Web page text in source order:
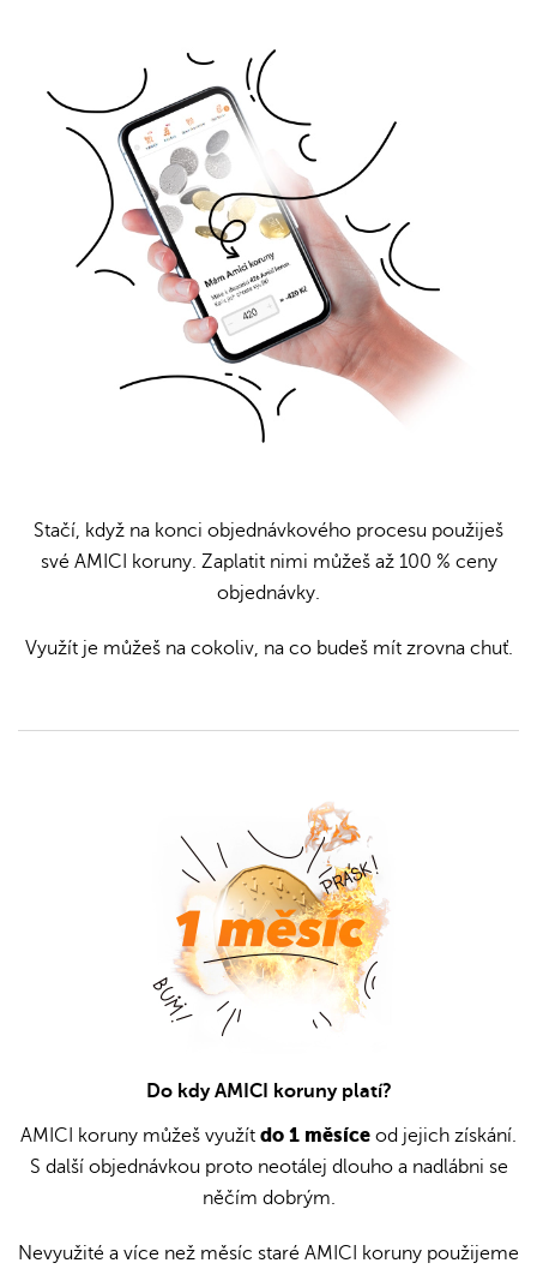
Stačí, když na konci objednávkového procesu použiješ
své AMICI koruny. Zaplatit nimi můžeš až 100 % ceny
objednávky.
Využít je můžeš na cokoliv, na co budeš mít zrovna chuť.
Do kdy AMICI koruny platí?
AMICI koruny můžeš využít do 1 měsíce od jejich získání.
S další objednávkou proto neotálej dlouho a nadlábni se
něčím dobrým.
Nevyužité a více než měsíc staré AMICI koruny použijeme